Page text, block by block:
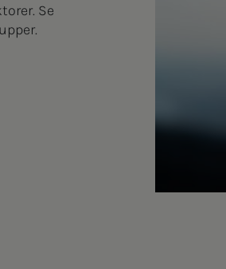
Se